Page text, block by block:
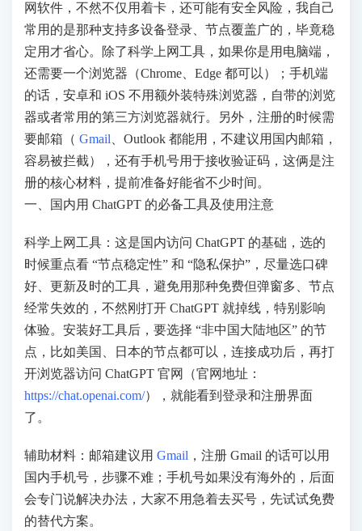
网软件，不然不仅用着卡，还可能有安全风险，我自己
常用的是那种支持多设备登录、节点覆盖广的，毕竟稳
定用才省心。除了科学上网工具，如果你是用电脑端，
还需要一个浏览器（Chrome、Edge 都可以）；手机端
的话，安卓和 iOS 不用额外装特殊浏览器，自带的浏览
器或者常用的第三方浏览器就行。另外，注册的时候需
要邮箱（ Gmail 、Outlook 都能⽤，不建议用国内邮箱，
容易被拦截），还有手机号用于接收验证码，这俩是注
册的核心材料，提前准备好能省不少时间。
一、国内用 ChatGPT 的必备工具及使用注意
科学上网工具：这是国内访问 ChatGPT 的基础，选的
时候重点看 “节点稳定性” 和 “隐私保护”，尽量选口碑
好、更新及时的工具，避免用那种免费但弹窗多、节点
经常失效的，不然刚打开 ChatGPT 就掉线，特别影响
体验。安装好工具后，要选择 “非中国大陆地区” 的节
点，比如美国、日本的节点都可以，连接成功后，再打
开浏览器访问 ChatGPT 官网（官网地址：
https://chat.openai.com/），就能看到登录和注册界面
了。
辅助材料：邮箱建议用 Gmail ，注册 Gmail 的话可以用
国内手机号，步骤不难；手机号如果没有海外的，后面
会专门说解决办法，大家不用急着去买号，先试试免费
的替代方案。